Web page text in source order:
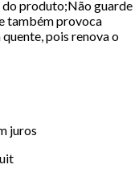
do produto;Não guarde
também provoca
quente, pois renova o
juros